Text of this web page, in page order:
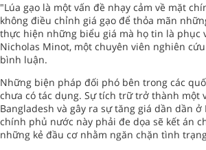
"Lúa gạo là một vấn đề nhạy cảm về mặt
không điều chỉnh giá gạo để thỏa mãn
thực hiện những biểu giá mà họ tin là phục
Nicholas Minot, một chuyên viên nghiên cứu
bình luận.
Những biện pháp đối phó bên trong các
chưa có tác dụng. Sự tích trữ trở thành một
Bangladesh và gây ra sự tăng giá dần dần
chính phủ nước này phải đe dọa sẽ kết án
những kẻ đầu cơ nhằm ngăn chặn tình